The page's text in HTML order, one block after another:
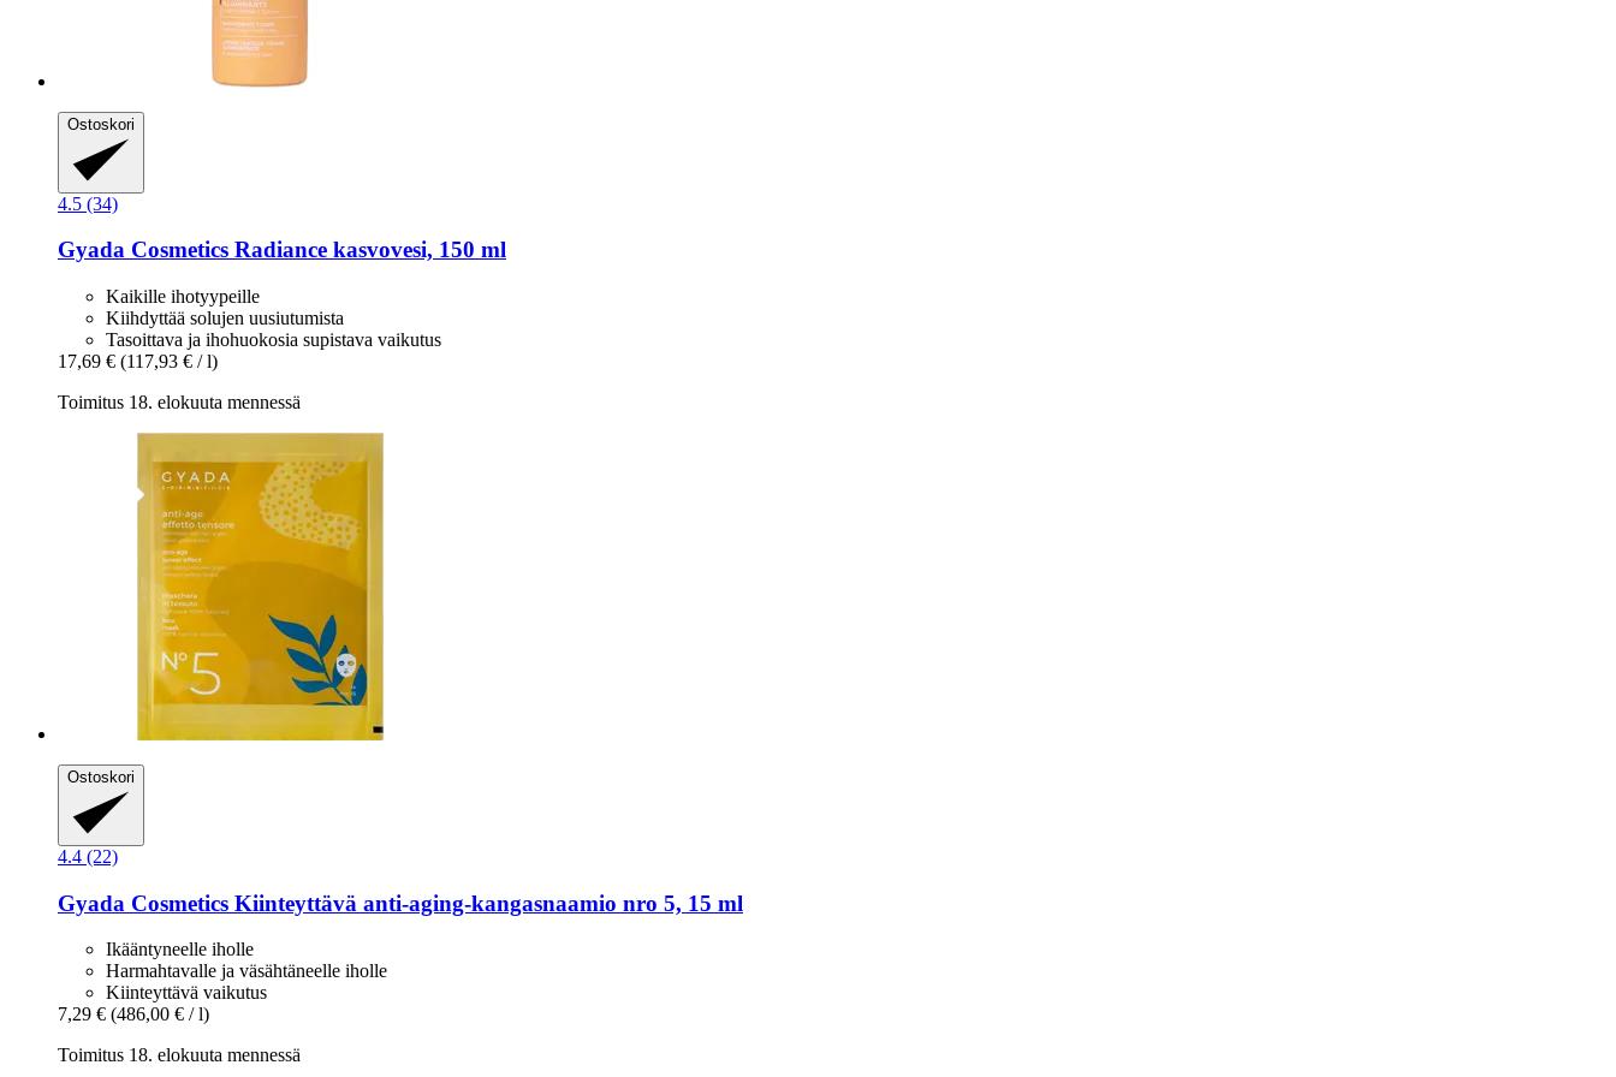
Ostoskori
4.5 (34)
Gyada Cosmetics Radiance kasvovesi, 150 ml
Kaikille ihotyypeille
Kiihdyttää solujen uusiutumista
Tasoittava ja ihohuokosia supistava vaikutus
17,69 € (117,93 € / l)
Toimitus 18. elokuuta mennessä
Ostoskori
4.4 (22)
Gyada Cosmetics Kiinteyttävä anti-​aging-​kangasnaamio nro 5, 15 ml
Ikääntyneelle iholle
Harmahtavalle ja väsähtäneelle iholle
Kiinteyttävä vaikutus
7,29 € (486,00 € / l)
Toimitus 18. elokuuta mennessä